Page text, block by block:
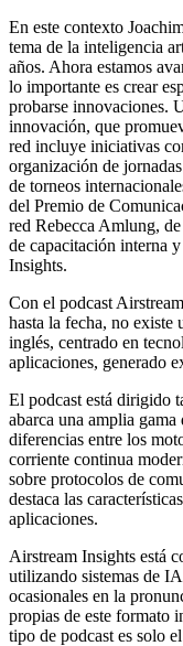
En este contexto
tema de la inteligencia
años. Ahora estamos
lo importante es crear
probarse innovaciones.
innovación, que
red incluye iniciativas
organización de
de torneos
del Premio de
red Rebecca Amlung,
de capacitación interna
Insights.
Con el podcast
hasta la fecha, no existe
inglés, centrado en
aplicaciones, generado
El podcast está dirigido
abarca una amplia gama
diferencias entre los
corriente continua
sobre protocolos de
destaca las
aplicaciones.
Airstream Insights está
utilizando sistemas de
ocasionales en la
propias de este formato
tipo de podcast es solo